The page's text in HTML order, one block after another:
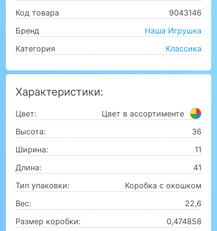
Код товара
9043146
Бренд
Наша Игрушка
Категория
Классика
Характеристики:
Цвет:
Цвет в ассортименте
Высота:
36
Ширина:
11
Длина:
41
Тип упаковки:
Коробка с окошком
Вес:
22,6
Размер коробки:
0,474858